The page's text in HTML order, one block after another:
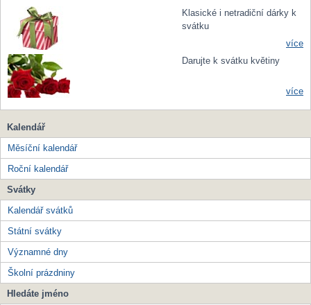
Klasické i netradiční dárky k
svátku
více
Darujte k svátku květiny
více
Kalendář
Měsíční kalendář
Roční kalendář
Svátky
Kalendář svátků
Státní svátky
Významné dny
Školní prázdniny
Hledáte jméno